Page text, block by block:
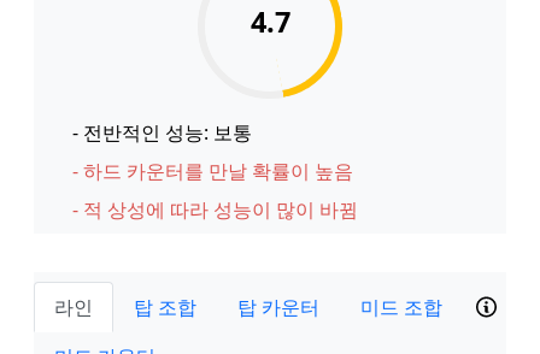
4.7
- 전반적인 성능: 보통
- 하드 카운터를 만날 확률이 높음
- 적 상성에 따라 성능이 많이 바뀜
라인 탑 조합 탑 카운터
미드 조합